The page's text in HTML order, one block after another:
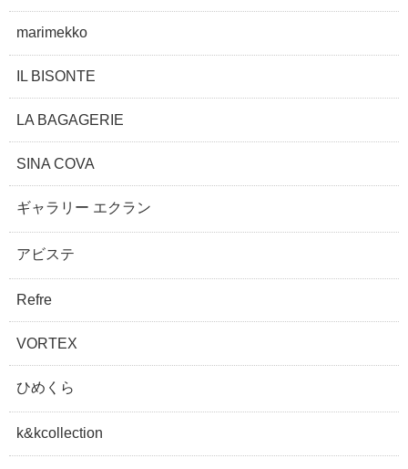
marimekko
IL BISONTE
LA BAGAGERIE
SINA COVA
ギャラリー エクラン
アビステ
Refre
VORTEX
ひめくら
k&kcollection